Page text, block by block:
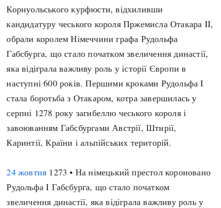
Корнуольського курфюсти, відхиливши
кандидатуру чеського короля Пржемисла Отакара II,
обрали королем Німеччини графа Рудольфа
Габсбурга, що стало початком звеличення династії,
яка відіграла важливу роль у історії Європи в
наступні 600 років. Першими кроками Рудольфа I
стала боротьба з Отакаром, котра завершилась у
серпні 1278 року загибеллю чеського короля і
завоюванням Габсбургами Австрії, Штирії,
Каринтії, Країни і альпійських територій.
24 жовтня 1273 • На німецький престол короновано
Рудольфа I Габсбурга, що стало початком
звеличення династії, яка відіграла важливу роль у